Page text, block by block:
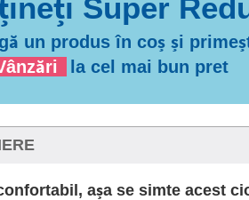
un produs în coș și
la cel mai bun pret
așa se simte acest